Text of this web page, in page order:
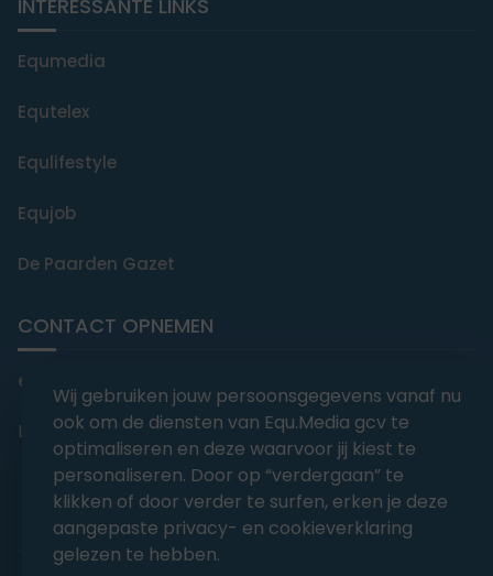
INTERESSANTE LINKS
Equmedia
Equtelex
Equlifestyle
Equjob
De Paarden Gazet
CONTACT OPNEMEN
editorial@equmedia.be
Langendamdreef 22 9880 Aalter België
Wij gebruiken jouw persoonsgegevens vanaf nu
ook om de diensten van Equ.Media gcv te
optimaliseren en deze waarvoor jij kiest te
personaliseren. Door op “verdergaan” te
klikken of door verder te surfen, erken je deze
aangepaste privacy- en cookieverklaring
gelezen te hebben.